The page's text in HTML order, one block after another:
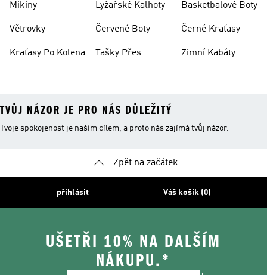
Mikiny
Větrovky
Kraťasy Po Kolena
Lyžařské Kalhoty
Červené Boty
Tašky Přes
Basketbalové Boty
Černé Kraťasy
Zimní Kabáty
TVŮJ NÁZOR JE PRO NÁS DŮLEŽITÝ
Tvoje spokojenost je naším cílem, a proto nás zajímá tvůj názor.
Zpět na začátek
přihlásit Váš košík (0)
UŠETŘI 10% NA DALŠÍM
NÁKUPU.*